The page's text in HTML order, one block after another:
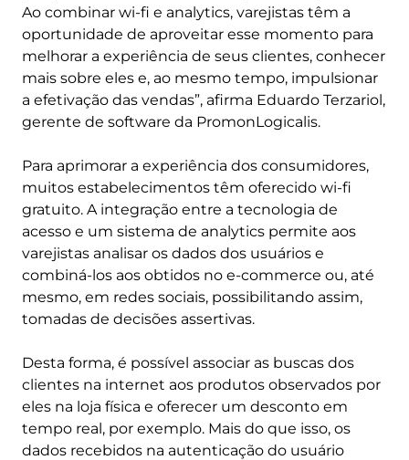
Ao combinar wi-fi e analytics, varejistas têm a
oportunidade de aproveitar esse momento para
melhorar a experiência de seus clientes, conhecer
mais sobre eles e, ao mesmo tempo, impulsionar
a efetivação das vendas”, afirma Eduardo Terzariol,
gerente de software da PromonLogicalis.
Para aprimorar a experiência dos consumidores,
muitos estabelecimentos têm oferecido wi-fi
gratuito. A integração entre a tecnologia de
acesso e um sistema de analytics permite aos
varejistas analisar os dados dos usuários e
combiná-los aos obtidos no e-commerce ou, até
mesmo, em redes sociais, possibilitando assim,
tomadas de decisões assertivas.
Desta forma, é possível associar as buscas dos
clientes na internet aos produtos observados por
eles na loja física e oferecer um desconto em
tempo real, por exemplo. Mais do que isso, os
dados recebidos na autenticação do usuário